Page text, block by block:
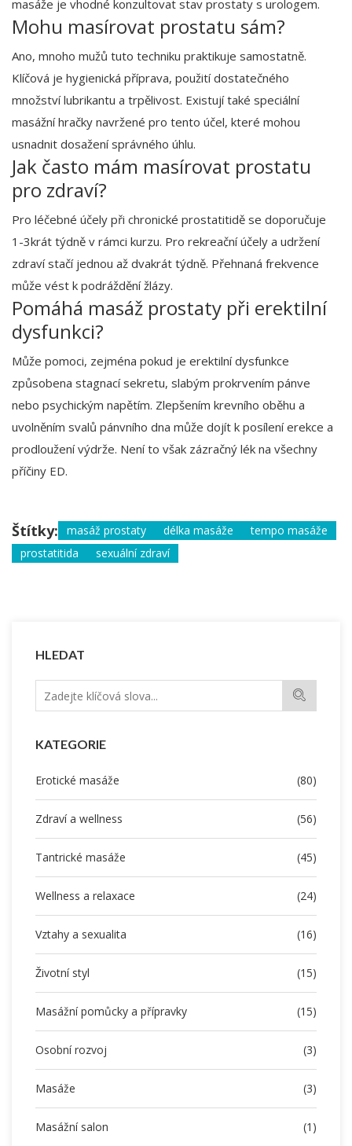
HLEDAT
KATEGORIE
Erotické masáže (80)
Zdraví a wellness (56)
Tantrické masáže (45)
Wellness a relaxace (24)
Vztahy a sexualita (16)
Životní styl (15)
Masážní pomůcky a přípravky (15)
Osobní rozvoj (3)
Masáže (3)
Masážní salon (1)
masáže je vhodné konzultovat stav prostaty s urologem.
Mohu masírovat prostatu sám?
Ano, mnoho mužů tuto techniku praktikuje samostatně.
Klíčová je hygienická příprava, použití dostatečného
množství lubrikantu a trpělivost. Existují také speciální
masážní hračky navržené pro tento účel, které mohou
usnadnit dosažení správného úhlu.
Jak často mám masírovat prostatu
pro zdraví?
Pro léčebné účely při chronické prostatitidě se doporučuje
1-3krát týdně v rámci kurzu. Pro rekreační účely a udržení
zdraví stačí jednou až dvakrát týdně. Přehnaná frekvence
může vést k podráždění žlázy.
Pomáhá masáž prostaty při erektilní
dysfunkci?
Může pomoci, zejména pokud je erektilní dysfunkce
způsobena stagnací sekretu, slabým prokrvením pánve
nebo psychickým napětím. Zlepšením krevního oběhu a
uvolněním svalů pánvního dna může dojít k posílení erekce a
prodloužení výdrže. Není to však zázračný lék na všechny
příčiny ED.
Štítky: masáž prostaty délka masáže
tempo masáže
prostatitida
sexuální zdraví